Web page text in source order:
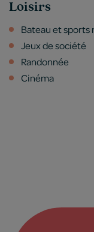
Loisirs
Bateau et sports
Jeux de société
Randonnée
Cinéma